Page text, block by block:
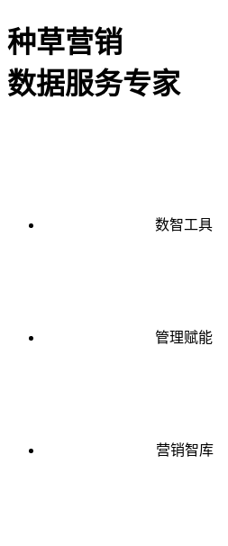
种草营销
数据服务专家
数智工具
管理赋能
营销智库